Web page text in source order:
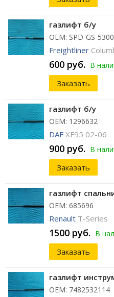
газлифт б/у
ОЕМ: SPD-GS-
Freightliner
600 руб. В
Заказать
газлифт б/у
ОЕМ: 1296632
DAF XF95 02-06
900 руб. В
Заказать
газлифт
ОЕМ: 685696
Renault T-Series
1500 руб. В
Заказать
газлифт
ОЕМ: 7482532114